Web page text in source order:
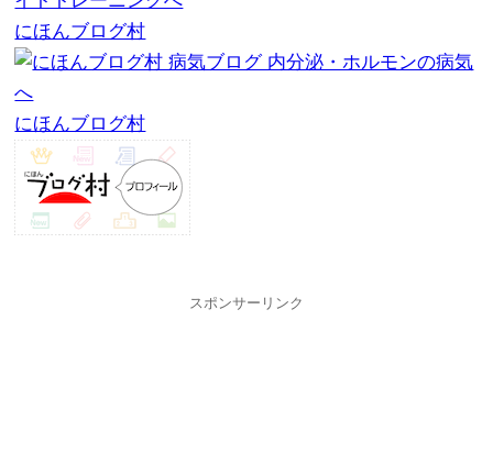
にほんブログ村
にほんブログ村
スポンサーリンク